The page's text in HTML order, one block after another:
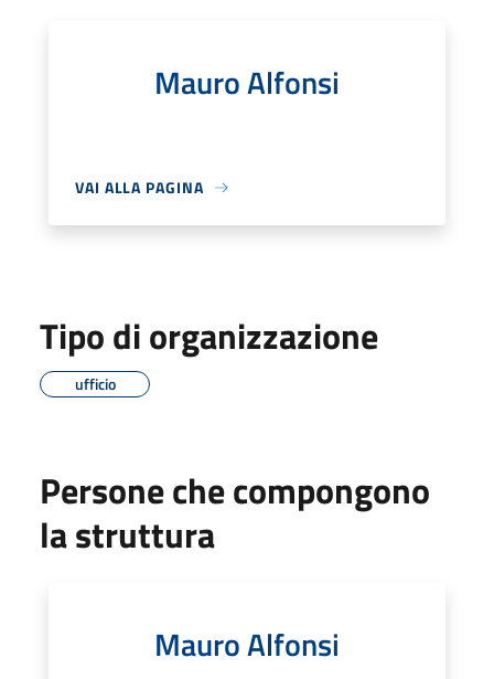
Mauro Alfonsi
VAI ALLA PAGINA
Tipo di organizzazione
ufficio
Persone che compongono
la struttura
Mauro Alfonsi